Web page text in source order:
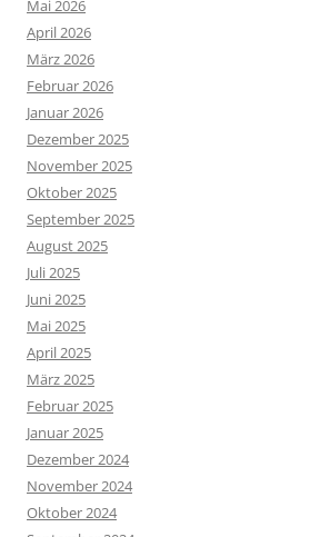
Mai 2026
April 2026
März 2026
Februar 2026
Januar 2026
Dezember 2025
November 2025
Oktober 2025
September 2025
August 2025
Juli 2025
Juni 2025
Mai 2025
April 2025
März 2025
Februar 2025
Januar 2025
Dezember 2024
November 2024
Oktober 2024